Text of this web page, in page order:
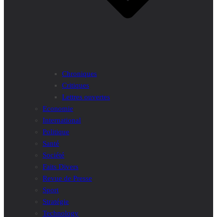
Chroniques
Critiques
Lettres ouvertes
Economie
International
Politique
Santé
Société
Faits Divers
Revue de Presse
Sport
Stratégie
Technology